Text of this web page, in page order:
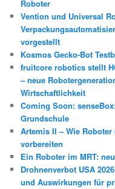
Roboter
Vention und Universal
vorgestellt
Kosmos Gecko-Bot
fruitcore robotics stellt
– neue
Wirtschaftlichkeit
Coming Soon:
Grundschule
Artemis II – Wie
vorbereiten
Ein Roboter im MRT:
Drohnenverbot USA
und Auswirkungen für